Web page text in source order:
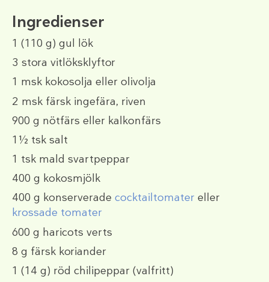
Ingredienser
1 (110 g) gul lök
3 stora vitlöksklyftor
1 msk kokosolja eller olivolja
2 msk färsk ingefära, riven
900 g nötfärs eller kalkonfärs
1½ tsk salt
1 tsk mald svartpeppar
400 g kokosmjölk
400 g konserverade cocktailtomater eller
krossade tomater
600 g haricots verts
8 g färsk koriander
1 (14 g) röd chilipeppar (valfritt)